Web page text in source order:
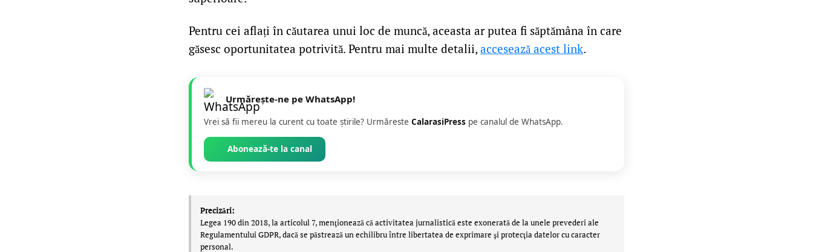
Pentru cei aflați în căutarea unui loc de muncă, aceasta ar putea fi săptămâna în care
găsesc oportunitatea potrivită. Pentru mai multe detalii, accesează acest link.
Urmărește-ne pe WhatsApp!
Vrei să fii mereu la curent cu toate știrile? Urmăreste CalarasiPress pe canalul de WhatsApp.
Abonează-te la canal
Precizări:
Legea 190 din 2018, la articolul 7, menţionează că activitatea jurnalistică este exonerată de la unele prevederi ale
Regulamentului GDPR, dacă se păstrează un echilibru între libertatea de exprimare şi protecţia datelor cu caracter
personal.